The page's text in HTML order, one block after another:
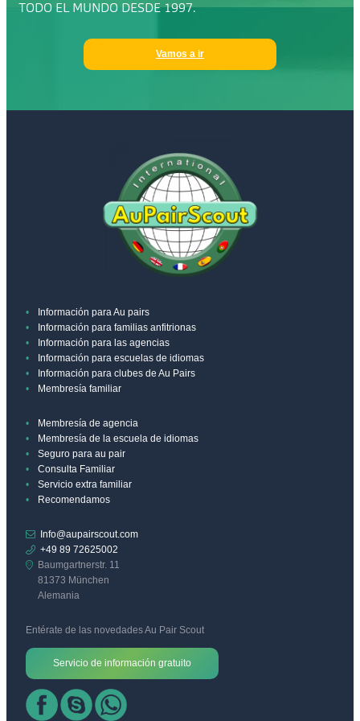
TODO EL MUNDO DESDE 1997.
Vamos a ir
Información para Au pairs
Información para familias anfitrionas
Información para las agencias
Información para escuelas de idiomas
Información para clubes de Au Pairs
Membresía familiar
Membresía de agencia
Membresía de la escuela de idiomas
Seguro para au pair
Consulta Familiar
Servicio extra familiar
Recomendamos
Info@aupairscout.com
+49 89 72625002
Baumgartnerstr. 11
81373 München
Alemania
Entérate de las novedades Au Pair Scout
Servicio de información gratuito